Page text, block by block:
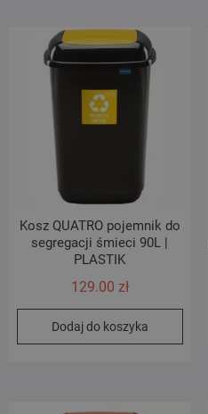
Kosz QUATRO pojemnik do
segregacji śmieci 90L |
PLASTIK
129.00 zł
Dodaj do koszyka